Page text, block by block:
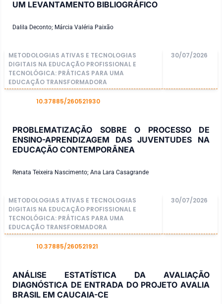
UM LEVANTAMENTO BIBLIOGRÁFICO
Dalila Deconto; Márcia Valéria Paixão
METODOLOGIAS ATIVAS E TECNOLOGIAS
DIGITAIS NA EDUCAÇÃO PROFISSIONAL E
TECNOLÓGICA: PRÁTICAS PARA UMA
EDUCAÇÃO TRANSFORMADORA
30/07/2026
10.37885/260521930
PROBLEMATIZAÇÃO SOBRE O PROCESSO DE
ENSINO-APRENDIZAGEM DAS JUVENTUDES NA
EDUCAÇÃO CONTEMPORÂNEA
Renata Teixeira Nascimento; Ana Lara Casagrande
METODOLOGIAS ATIVAS E TECNOLOGIAS
DIGITAIS NA EDUCAÇÃO PROFISSIONAL E
TECNOLÓGICA: PRÁTICAS PARA UMA
EDUCAÇÃO TRANSFORMADORA
30/07/2026
10.37885/260521921
ANÁLISE ESTATÍSTICA DA AVALIAÇÃO
DIAGNÓSTICA DE ENTRADA DO PROJETO AVALIA
BRASIL EM CAUCAIA-CE